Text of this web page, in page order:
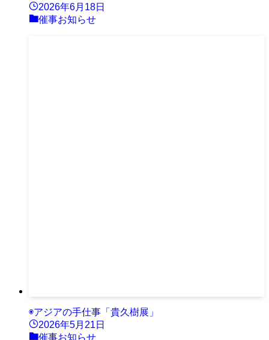
2026年6月18日
催事お知らせ
◉アジアの手仕事「貴久樹展」
2026年5月21日
催事お知らせ